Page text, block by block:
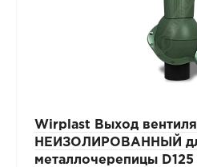
Wirplast Выход
НЕИЗОЛИРОВАННЫЙ
металлочерепицы